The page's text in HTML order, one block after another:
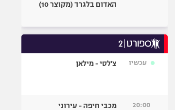
האדום בלגרד (מקוצר 10)
עכשיו צ'לסי - מילאן
20:00
מכבי חיפה - עירוני